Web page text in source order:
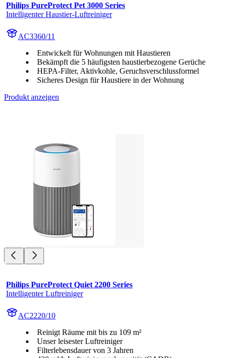
Philips PureProtect Pet 3000 Series
Intelligenter Haustier-Luftreiniger
AC3360/11
Entwickelt für Wohnungen mit Haustieren
Bekämpft die 5 häufigsten haustierbezogene Gerüche
HEPA-Filter, Aktivkohle, Geruchsverschlussformel
Sicheres Design für Haustiere in der Wohnung
Produkt anzeigen
Philips PureProtect Quiet 2200 Series
Intelligenter Luftreiniger
AC2220/10
Reinigt Räume mit bis zu 109 m²
Unser leisester Luftreiniger
Filterlebensdauer von 3 Jahren